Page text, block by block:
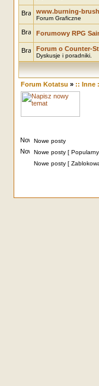
www.burning-
Forum Graficzne
Forumowy RPG
Forum o Counter-
Dyskusje i poradniki.
Forum Kotatsu » :: Inne
Nowe posty
Nowe posty [
Nowe posty [